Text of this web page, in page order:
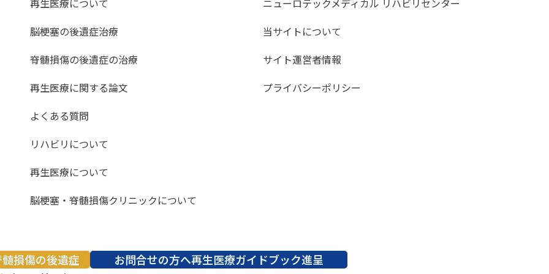
再生医療について
脳梗塞の後遺症治療
脊髄損傷の後遺症の治療
再生医療に関する論文
よくある質問
リハビリについて
再生医療について
脳梗塞・脊髄損傷クリニックについて
ニューロテックメディカル リハビリセンター
当サイトについて
サイト運営者情報
プライバシーポリシー
損傷の後遺症 お問合せの方へ再生医療ガイドブック進呈